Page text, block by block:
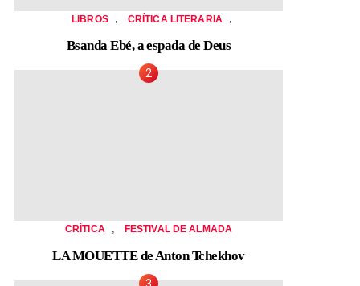
LIBROS , CRÍTICA LITERARIA ,
Bsanda Ebé, a espada de Deus
CRÍTICA FESTIVAL DE ALMADA
LA MOUETTE de Anton Tchekhov